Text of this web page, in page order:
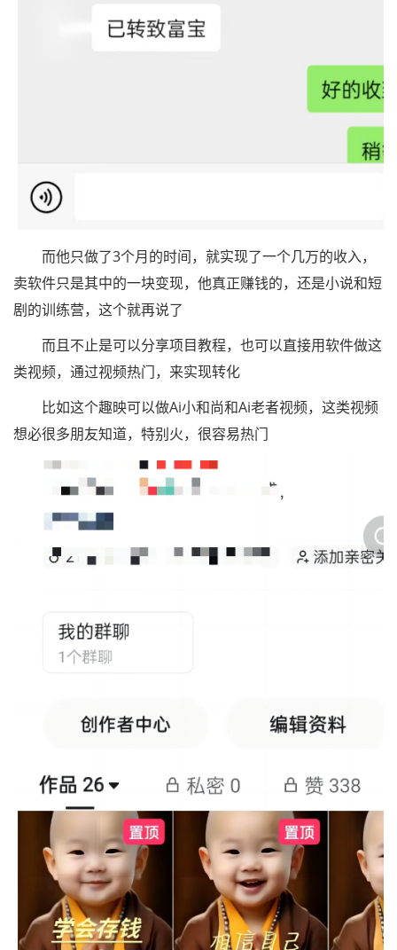
而他只做了3个月的时间，就实现了一个几万的收入，
卖软件只是其中的一块变现，他真正赚钱的，还是小说和短
剧的训练营，这个就再说了
而且不止是可以分享项目教程，也可以直接用软件做这
类视频，通过视频热门，来实现转化
比如这个趣映可以做Ai小和尚和Ai老者视频，这类视频
想必很多朋友知道，特别火，很容易热门